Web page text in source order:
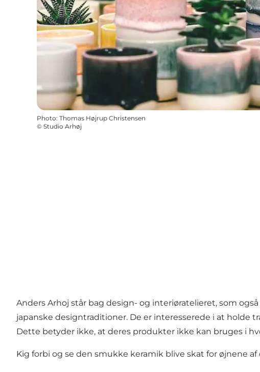
Photo: Thomas Højrup Christensen
© Studio Arhøj
Anders Arhoj står bag design- og interiøratelieret, som
japanske designtraditioner. De er interesserede i at holde
Dette betyder ikke, at deres produkter ikke kan bruges i
Kig forbi og se den smukke keramik blive skat for øjnene af